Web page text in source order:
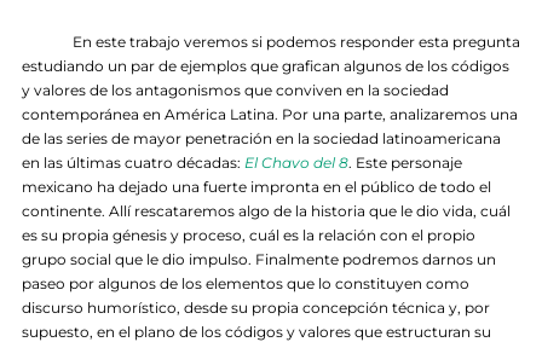
En este trabajo veremos si podemos responder esta pregunta
estudiando un par de ejemplos que grafican algunos de los códigos
y valores de los antagonismos que conviven en la sociedad
contemporánea en América Latina. Por una parte, analizaremos una
de las series de mayor penetración en la sociedad latinoamericana
en las últimas cuatro décadas: El Chavo del 8. Este personaje
mexicano ha dejado una fuerte impronta en el público de todo el
continente. Allí rescataremos algo de la historia que le dio vida, cuál
es su propia génesis y proceso, cuál es la relación con el propio
grupo social que le dio impulso. Finalmente podremos darnos un
paseo por algunos de los elementos que lo constituyen como
discurso humorístico, desde su propia concepción técnica y, por
supuesto, en el plano de los códigos y valores que estructuran su